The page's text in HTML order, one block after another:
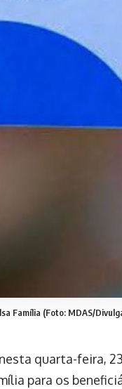
Família (Foto: MDAS/
quarta-feira,
para os